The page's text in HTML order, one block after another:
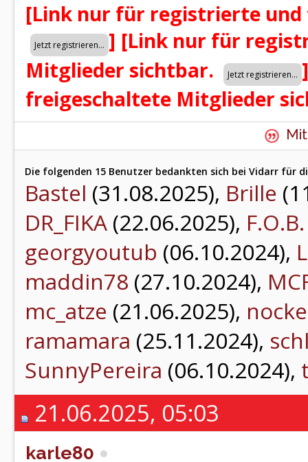
[Link nur für registrierte
] [Link nur für
Mitglieder sichtbar.
]
freigeschaltete Mitglieder
Die folgenden 15 Benutzer bedankten sich bei Vidarr für
Bastel (31.08.2025), Brille
DR_FIKA (22.06.2025), F.O.B.
georgyoutub (06.10.2024),
maddin78 (27.10.2024),
mc_atze (21.06.2025),
ramamara (25.11.2024),
SunnyPereira (06.10.2024),
21.06.2025, 05:03
karle80